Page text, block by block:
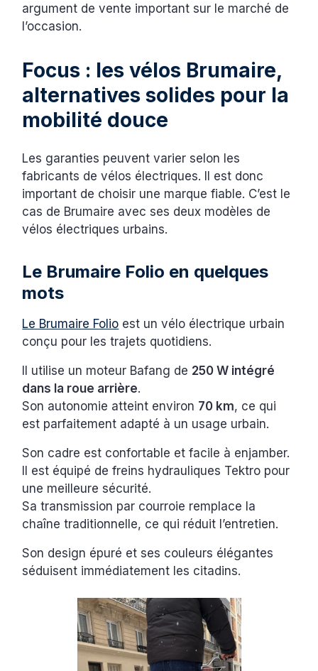
argument de vente important sur le marché de
l’occasion.
Focus : les vélos Brumaire,
alternatives solides pour la
mobilité douce
Les garanties peuvent varier selon les
fabricants de vélos électriques. Il est donc
important de choisir une marque fiable. C’est le
cas de Brumaire avec ses deux modèles de
vélos électriques urbains.
Le Brumaire Folio en quelques
mots
Le Brumaire Folio est un vélo électrique urbain
conçu pour les trajets quotidiens.
Il utilise un moteur Bafang de 250 W intégré
dans la roue arrière.
Son autonomie atteint environ 70 km, ce qui
est parfaitement adapté à un usage urbain.
Son cadre est confortable et facile à enjamber.
Il est équipé de freins hydrauliques Tektro pour
une meilleure sécurité.
Sa transmission par courroie remplace la
chaîne traditionnelle, ce qui réduit l’entretien.
Son design épuré et ses couleurs élégantes
séduisent immédiatement les citadins.